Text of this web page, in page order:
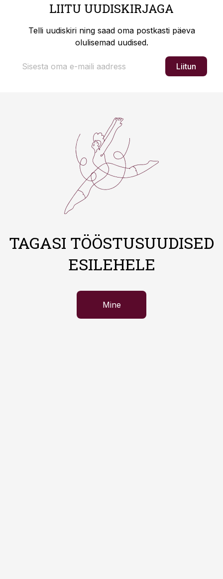
LIITU UUDISKIRJAGA
Telli uudiskiri ning saad oma postkasti päeva
olulisemad uudised.
Liitun
TAGASI TÖÖSTUSUUDISED
ESILEHELE
Mine